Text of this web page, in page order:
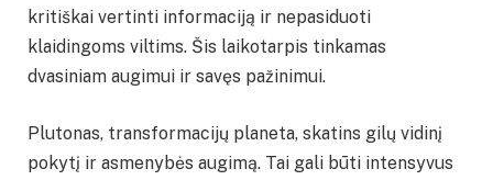
kritiškai vertinti informaciją ir nepasiduoti
klaidingoms viltims. Šis laikotarpis tinkamas
dvasiniam augimui ir savęs pažinimui.
Plutonas, transformacijų planeta, skatins gilų vidinį
pokytį ir asmenybės augimą. Tai gali būti intensyvus